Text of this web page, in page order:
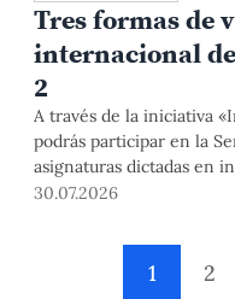
Tres formas de
internacional
2
A través de la iniciativa
podrás participar en la
asignaturas dictadas en
junto con estudiantes y
mediante el Campus
30.07.2026
1 2